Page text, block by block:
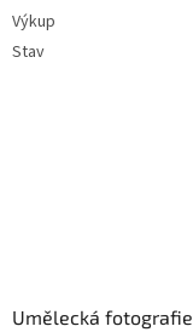
Výkup
Stav
Umělecká fotografie